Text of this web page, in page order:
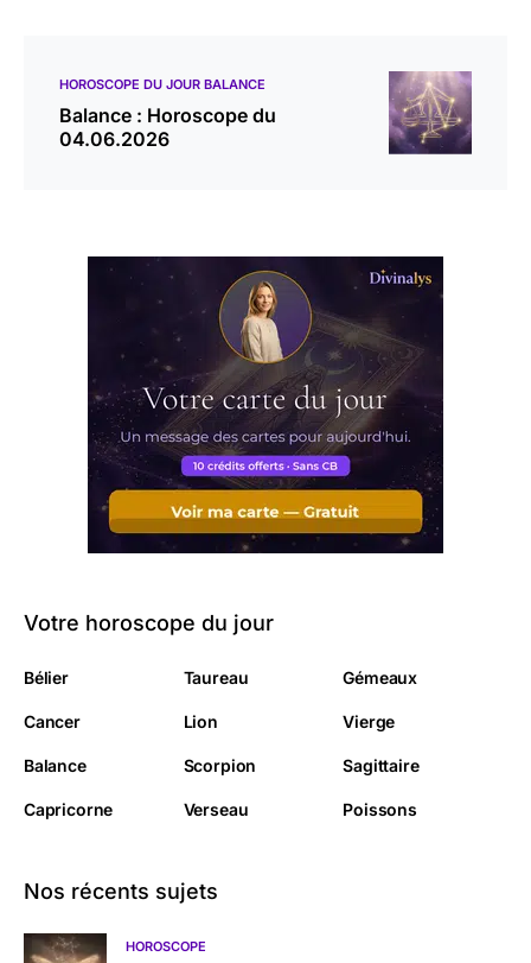
HOROSCOPE DU JOUR BALANCE
Balance : Horoscope du
04.06.2026
Votre horoscope du jour
Bélier Taureau Gémeaux
Cancer Lion Vierge
Balance Scorpion Sagittaire
Capricorne Verseau Poissons
Nos récents sujets
HOROSCOPE